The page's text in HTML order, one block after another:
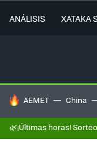
ANÁLISIS XATAKA
HOY SE HABLA DE
AEMET China
🌿¡Últimas horas!